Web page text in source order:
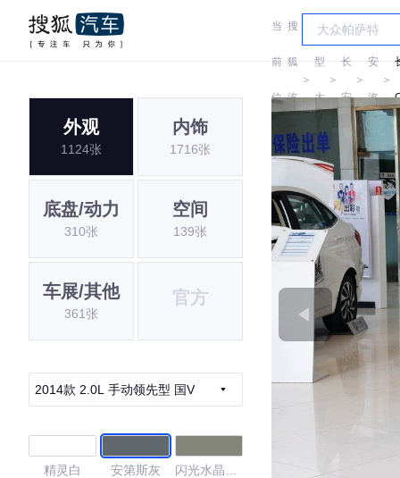
当
前
位
置:
搜
狐
汽
车
＞
车
型
大
全
＞
长
安
＞
长
安
汽
＞
外观
1124张
内饰
1716张
底盘/动力
310张
空间
139张
车展/其他
361张
官方
2014款 2.0L 手动领先型 国V
精灵白 安第斯灰
闪光水晶银